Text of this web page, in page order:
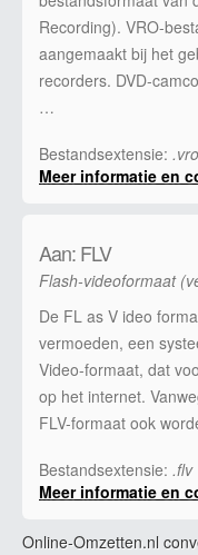
Recording). VRO-
aangemaakt bij het
recorders. DVD-
…
Bestandsextensie: .vro
Meer informatie en
Aan: FLV
Flash-videoformaat
De FL as V ideo
vermoeden, een
Video-formaat, dat
op het internet.
FLV-formaat ook
Bestandsextensie: .flv
Meer informatie en
Online-Omzetten.nl